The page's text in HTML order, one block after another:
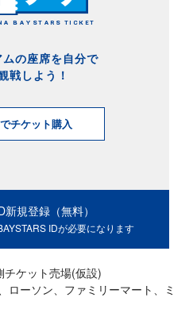
BAYSTARS TICKET
の座席を自分で
戦しよう！
チケット購入
新規登録（無料）
IDが必要になります
ケット売場(仮設)
ローソン、ファミリーマート、ミ